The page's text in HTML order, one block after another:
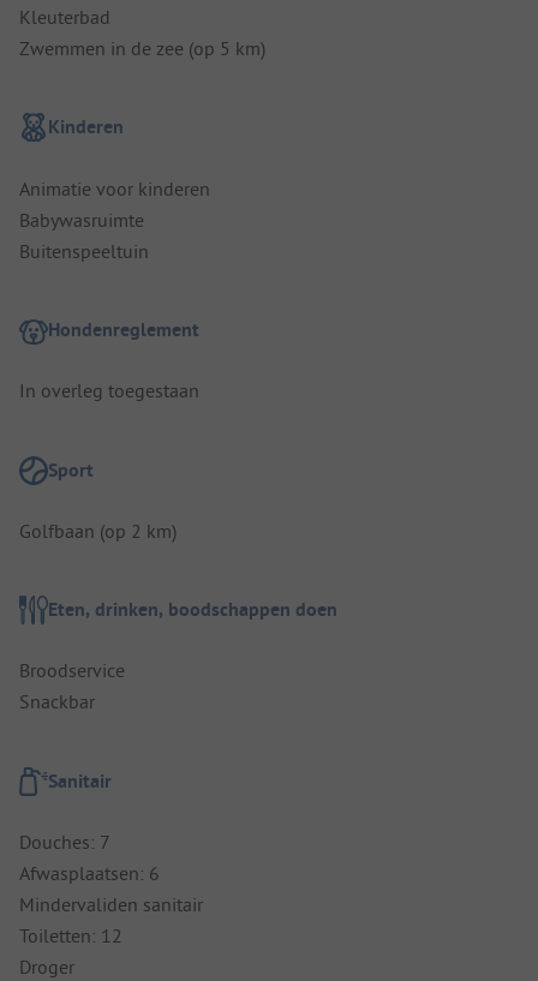
Kleuterbad
Zwemmen in de zee (op 5 km)
Kinderen
Animatie voor kinderen
Babywasruimte
Buitenspeeltuin
Hondenreglement
In overleg toegestaan
Sport
Golfbaan (op 2 km)
Eten, drinken, boodschappen doen
Broodservice
Snackbar
Sanitair
Douches: 7
Afwasplaatsen: 6
Mindervaliden sanitair
Toiletten: 12
Droger